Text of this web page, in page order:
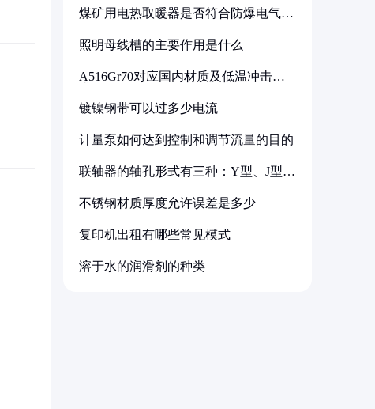
煤矿用电热取暖器是否符合防爆电气设
照明母线槽的主要作用是什么
A516Gr70对应国内材质及低温冲击要
镀镍钢带可以过多少电流
计量泵如何达到控制和调节流量的目的
联轴器的轴孔形式有三种：Y型、J型、
不锈钢材质厚度允许误差是多少
复印机出租有哪些常见模式
溶于水的润滑剂的种类